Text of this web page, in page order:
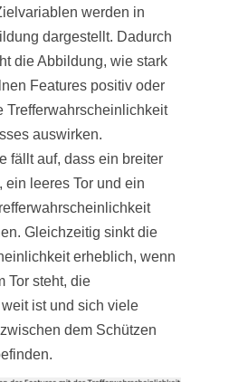
werden in
dargestellt. Dadurch
die Abbildung, wie stark
Features positiv oder
Trefferwahrscheinlichkeit
auswirken.
fällt auf, dass ein breiter
ein leeres Tor und ein
Gleichzeitig sinkt die
erheblich, wenn
Tor steht, die
ist und sich viele
dem Schützen